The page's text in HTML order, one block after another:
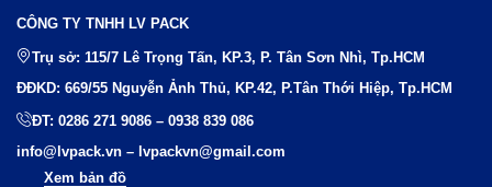
CÔNG TY TNHH LV PACK
Trụ sở: 115/7 Lê Trọng Tấn, KP.3, P. Tân Sơn Nhì, Tp.HCM
ĐĐKD: 669/55 Nguyễn Ảnh Thủ, KP.42, P.Tân Thới Hiệp, Tp.HCM
ĐT: 0286 271 9086 – 0938 839 086
info@lvpack.vn – lvpackvn@gmail.com
Xem bản đồ